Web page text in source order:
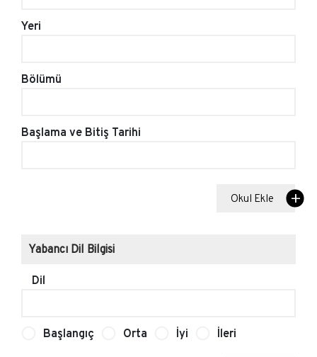
Yeri
Bölümü
Başlama ve Bitiş Tarihi
Okul Ekle
Yabancı Dil Bilgisi
Dil
Başlangıç Orta İyi İleri